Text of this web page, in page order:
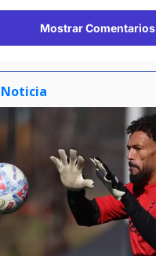
Mostrar Comentarios